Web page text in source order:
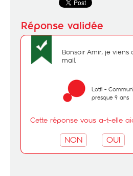
Bonsoir Amir, je
mail.
Lotfi -
presque 9 ans
Cette réponse vous a-t-elle
NON OUI